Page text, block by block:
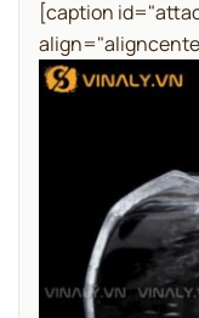
[caption